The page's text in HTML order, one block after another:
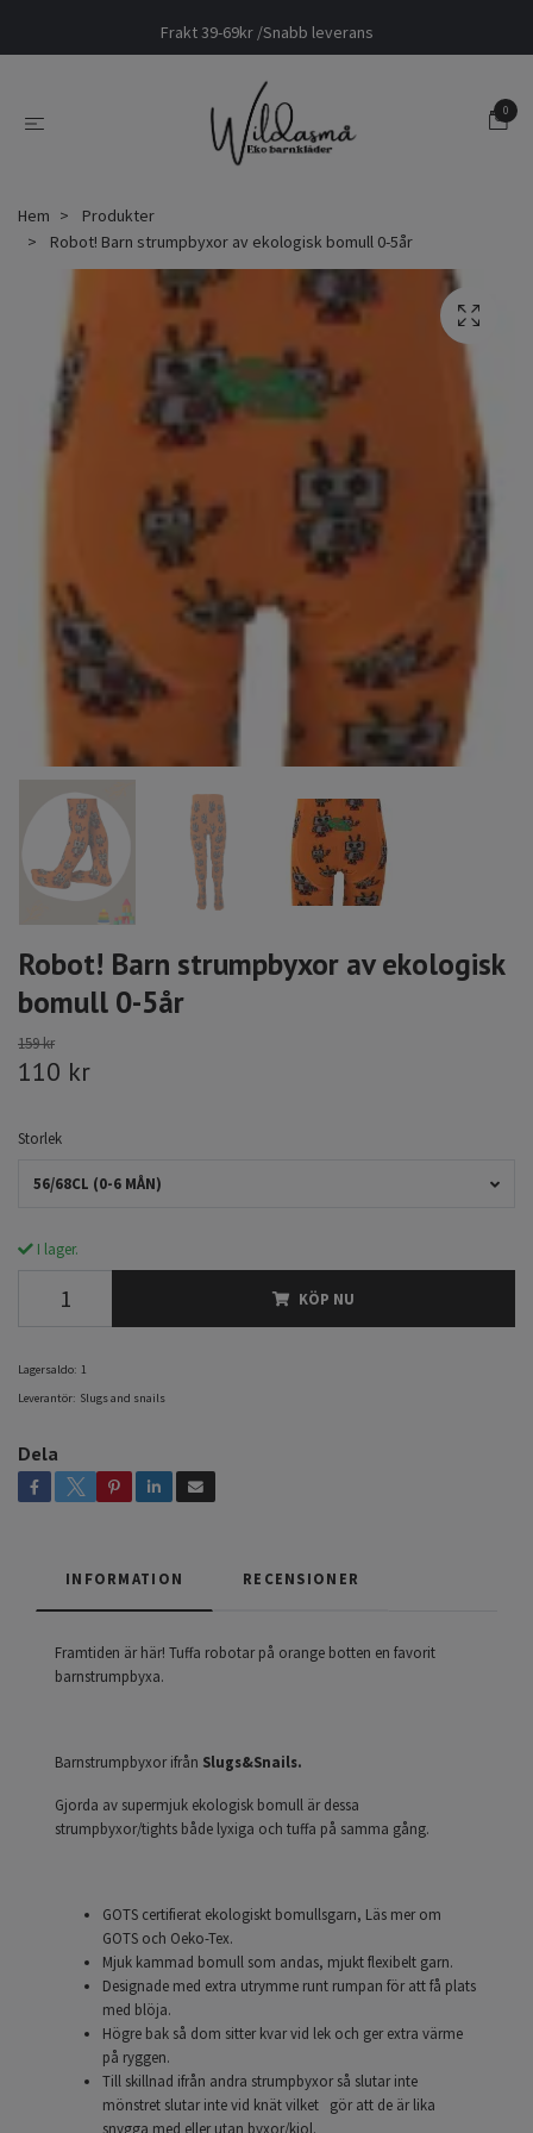
Frakt 39-69kr /Snabb leverans
0
Hem
Produkter
Robot! Barn strumpbyxor av ekologisk bomull 0-5år
Robot! Barn strumpbyxor av ekologisk
bomull 0-5år
159 kr
110 kr
Storlek
56/68CL (0-6 MÅN)
I lager.
KÖP NU
Lagersaldo: 1
Leverantör: Slugs and snails
Dela
INFORMATION RECENSIONER
Framtiden är här! Tuffa robotar på orange botten en favorit
barnstrumpbyxa.
Barnstrumpbyxor ifrån Slugs&Snails.
Gjorda av supermjuk ekologisk bomull är dessa
strumpbyxor/tights både lyxiga och tuffa på samma gång.
GOTS certifierat ekologiskt bomullsgarn, Läs mer om
GOTS och Oeko-Tex.
Mjuk kammad bomull som andas, mjukt flexibelt garn.
Designade med extra utrymme runt rumpan för att få plats
med blöja.
Högre bak så dom sitter kvar vid lek och ger extra värme
på ryggen.
Till skillnad ifrån andra strumpbyxor så slutar inte
mönstret slutar inte vid knät vilket gör att de är lika
snygga med eller utan byxor/kjol.